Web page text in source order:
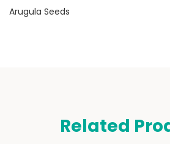
Arugula Seeds
Related